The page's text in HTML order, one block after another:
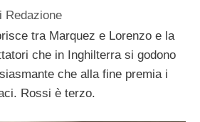
Redazione
tra Marquez e Lorenzo e la
che in Inghilterra si godono
che alla fine premia i
Rossi è terzo.